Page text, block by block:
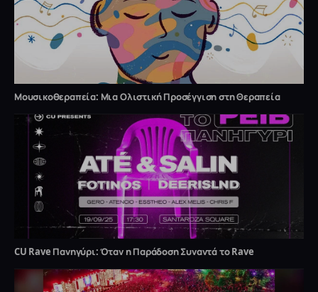
Μουσικοθεραπεία: Μια Ολιστική Προσέγγιση στη Θεραπεία
CU Rave Πανηγύρι: Όταν η Παράδοση Συναντά το Rave